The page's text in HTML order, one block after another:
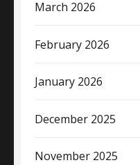
March 2026
February 2026
January 2026
December 2025
November 2025